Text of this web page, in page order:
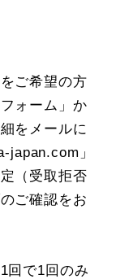
ご希望の方
ォーム」か
をメールに
japan.com」
（受取拒否
ご確認をお
回で1回のみ